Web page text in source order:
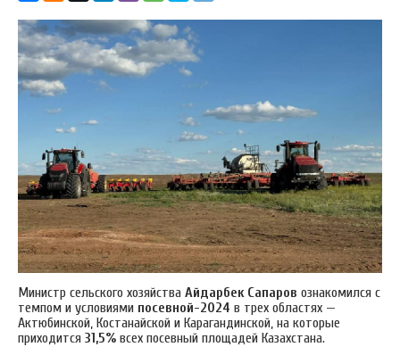
Министр сельского хозяйства Айдарбек Сапаров ознакомился с
темпом и условиями посевной-2024 в трех областях —
Актюбинской, Костанайской и Карагандинской, на которые
приходится 31,5% всех посевный площадей Казахстана.